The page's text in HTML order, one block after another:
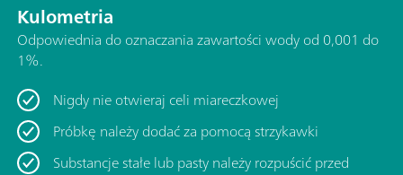
Kulometria
Odpowiednia do oznaczania zawartości wody od 0,001 do
1%.
Nigdy nie otwieraj celi miareczkowej
Próbkę należy dodać za pomocą strzykawki
Substancje stałe lub pasty należy rozpuścić przed